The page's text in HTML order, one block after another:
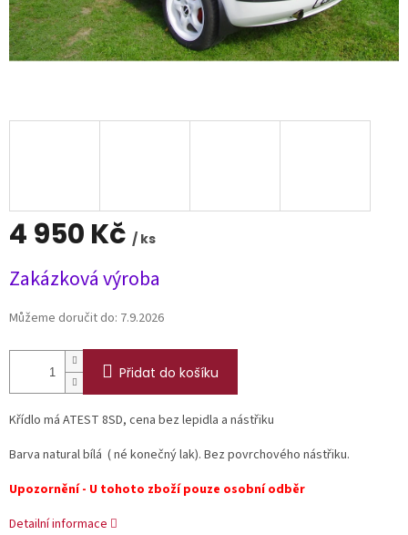
4 950 Kč / ks
cena:
Zakázková výroba
Můžeme doručit do: 7.9.2026
Přidat do košíku
Křídlo má ATEST 8SD, cena bez lepidla a nástřiku
Barva natural bílá ( né konečný lak). Bez povrchového nástřiku.
Upozornění - U tohoto zboží pouze osobní odběr
Detailní informace